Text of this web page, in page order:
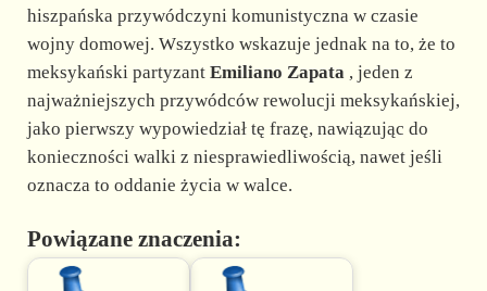
hiszpańska przywódczyni komunistyczna w czasie
wojny domowej. Wszystko wskazuje jednak na to, że to
meksykański partyzant Emiliano Zapata, jeden z
najważniejszych przywódców rewolucji meksykańskiej,
jako pierwszy wypowiedział tę frazę, nawiązując do
konieczności walki z niesprawiedliwością, nawet jeśli
oznacza to oddanie życia w walce.
Powiązane znaczenia: